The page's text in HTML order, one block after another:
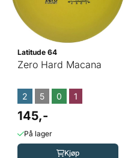
Latitude 64
Zero Hard Macana
2 5 0 1
145,-
På lager
Kjøp